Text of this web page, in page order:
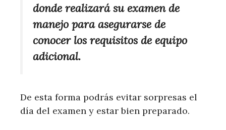
donde realizará su examen de
manejo para asegurarse de
conocer los requisitos de equipo
adicional.
De esta forma podrás evitar sorpresas el
día del examen y estar bien preparado.